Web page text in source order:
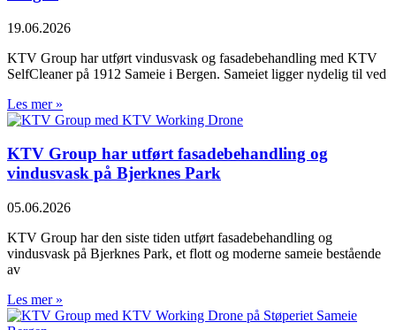
19.06.2026
KTV Group har utført vindusvask og fasadebehandling med KTV
SelfCleaner på 1912 Sameie i Bergen. Sameiet ligger nydelig til ved
Les mer »
KTV Group har utført fasadebehandling og
vindusvask på Bjerknes Park
05.06.2026
KTV Group har den siste tiden utført fasadebehandling og
vindusvask på Bjerknes Park, et flott og moderne sameie bestående
av
Les mer »